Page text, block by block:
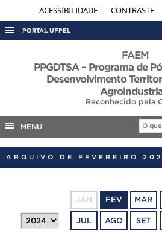
ACESSIBILIDADE CONTRASTE
PORTAL UFPEL
AUDITORIA
INTERNACIONAL
TELEFONES
FAEM
PPGDTSA – Programa de
Desenvolvimento
Reconhecido pela
MENU
ARQUIVO DE FEVEREIRO
JAN FEV MAR
JUL AGO SET